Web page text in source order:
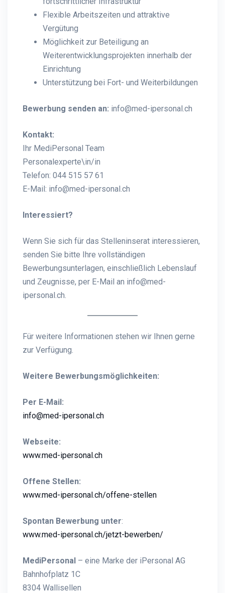
Flexible Arbeitszeiten und attraktive
Vergütung
Möglichkeit zur Beteiligung an
Weiterentwicklungsprojekten innerhalb der
Einrichtung
Unterstützung bei Fort- und Weiterbildungen
Bewerbung senden an: info@med-ipersonal.ch
Kontakt:
Ihr MediPersonal Team
Personalexperte\in/in
Telefon: 044 515 57 61
E-Mail: info@med-ipersonal.ch
Interessiert?
Wenn Sie sich für das Stelleninserat interessieren,
senden Sie bitte Ihre vollständigen
Bewerbungsunterlagen, einschließlich Lebenslauf
und Zeugnisse, per E-Mail an info@med-
ipersonal.ch.
Für weitere Informationen stehen wir Ihnen gerne
zur Verfügung.
Weitere Bewerbungsmöglichkeiten:
Per E-Mail:
info@med-ipersonal.ch
Webseite:
www.med-ipersonal.ch
Offene Stellen:
www.med-ipersonal.ch/offene-stellen
Spontan Bewerbung unter:
www.med-ipersonal.ch/jetzt-bewerben/
MediPersonal – eine Marke der iPersonal AG
Bahnhofplatz 1C
8304 Wallisellen